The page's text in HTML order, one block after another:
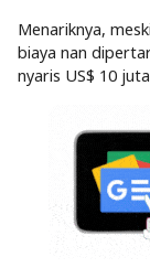
Menariknya,
biaya nan
nyaris US$ 10